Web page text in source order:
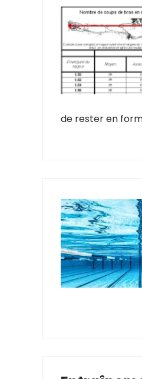
de rester en